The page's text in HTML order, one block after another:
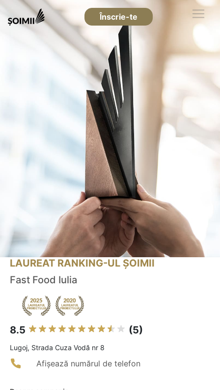
Înscrie-te
LAUREAT RANKING-UL ȘOIMII
Fast Food Iulia
8.5 (5)
Lugoj, Strada Cuza Vodă nr 8
Afișează numărul de telefon